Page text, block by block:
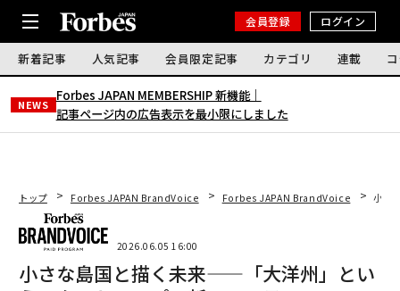
会員登録 ログイン
新着記事 人気記事 会員限定記事 カテゴリ 連載
NEWS
Forbes JAPAN MEMBERSHIP 新機能｜
記事ページ内の広告表示を最小限にしました
トップ Forbes JAPAN BrandVoice Forbes JAPAN BrandVoice 小さ
2026.06.05 16:00
小さな島国と描く未来——「大洋州」とい